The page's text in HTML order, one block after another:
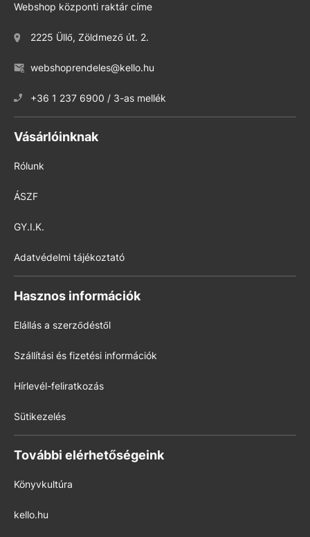
Webshop központi raktár címe
2225 Üllő, Zöldmező út. 2.
webshoprendeles@kello.hu
+36 1 237 6900 / 3-as mellék
Vásárlóinknak
Rólunk
ÁSZF
GY.I.K.
Adatvédelmi tájékoztató
Hasznos információk
Elállás a szerződéstől
Szállítási és fizetési információk
Hírlevél-feliratkozás
Sütikezelés
További elérhetőségeink
Könyvkultúra
kello.hu